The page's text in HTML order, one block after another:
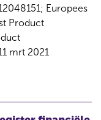
Europees
Product
mrt 2021